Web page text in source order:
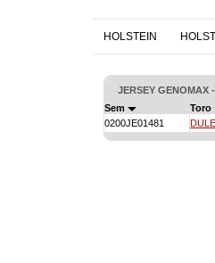
HOLSTEIN
JERSEY GENOMAX
Sem
Toro
0200JE01481